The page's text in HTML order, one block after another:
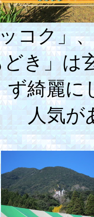
コク」
き」は
ず綺麗に
人気が